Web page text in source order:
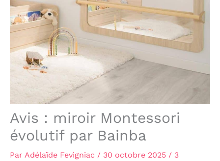
Avis : miroir Montessori
évolutif par Bainba
Par Adélaïde Fevigniac / 30 octobre 2025 / 3